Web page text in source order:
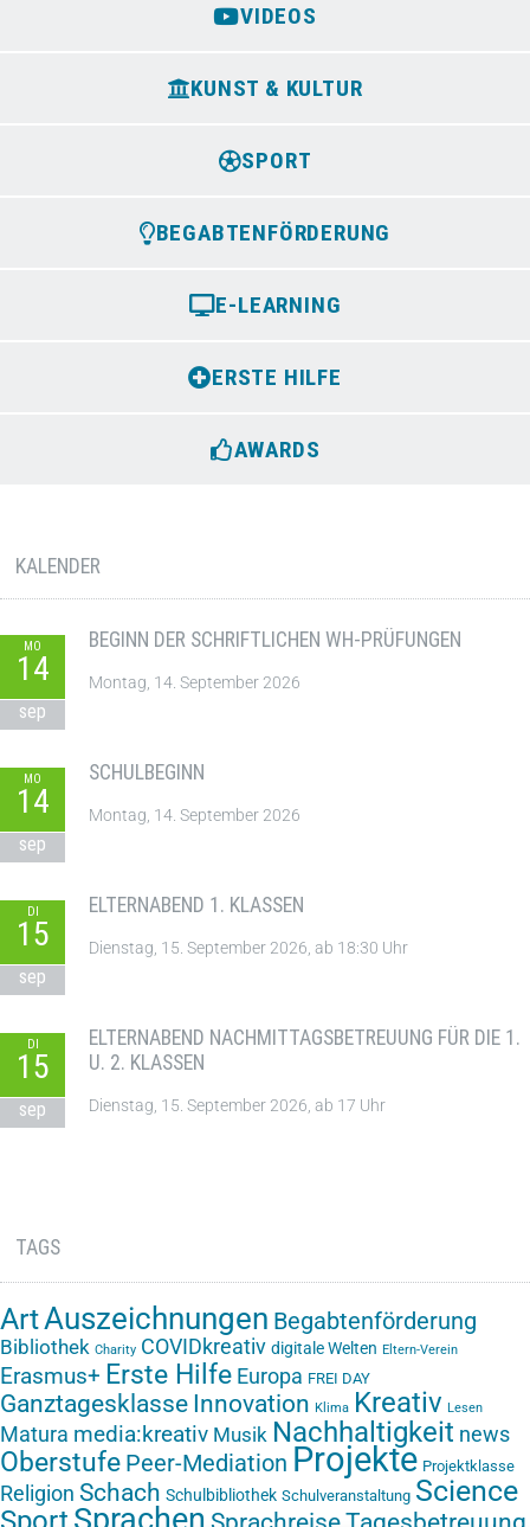
VIDEOS
KUNST & KULTUR
SPORT
BEGABTENFÖRDERUNG
E-LEARNING
ERSTE HILFE
AWARDS
KALENDER
MO
14
sep
BEGINN DER SCHRIFTLICHEN WH-PRÜFUNGEN
Montag, 14. September 2026
MO
14
sep
SCHULBEGINN
Montag, 14. September 2026
DI
15
sep
ELTERNABEND 1. KLASSEN
Dienstag, 15. September 2026, ab 18:30 Uhr
DI
15
sep
ELTERNABEND NACHMITTAGSBETREUUNG FÜR DIE 1.
U. 2. KLASSEN
Dienstag, 15. September 2026, ab 17 Uhr
TAGS
ArtAuszeichnungen Begabtenförderung
Bibliothek Charity COVIDkreativ digitale Welten Eltern-Verein
Erasmus+ Erste Hilfe Europa FREI DAY
Ganztagesklasse Innovation Klima Kreativ Lesen
Matura media:kreativ Musik Nachhaltigkeit news
Oberstufe Peer-Mediation Projekte Projektklasse
Religion Schach Schulbibliothek Schulveranstaltung Science